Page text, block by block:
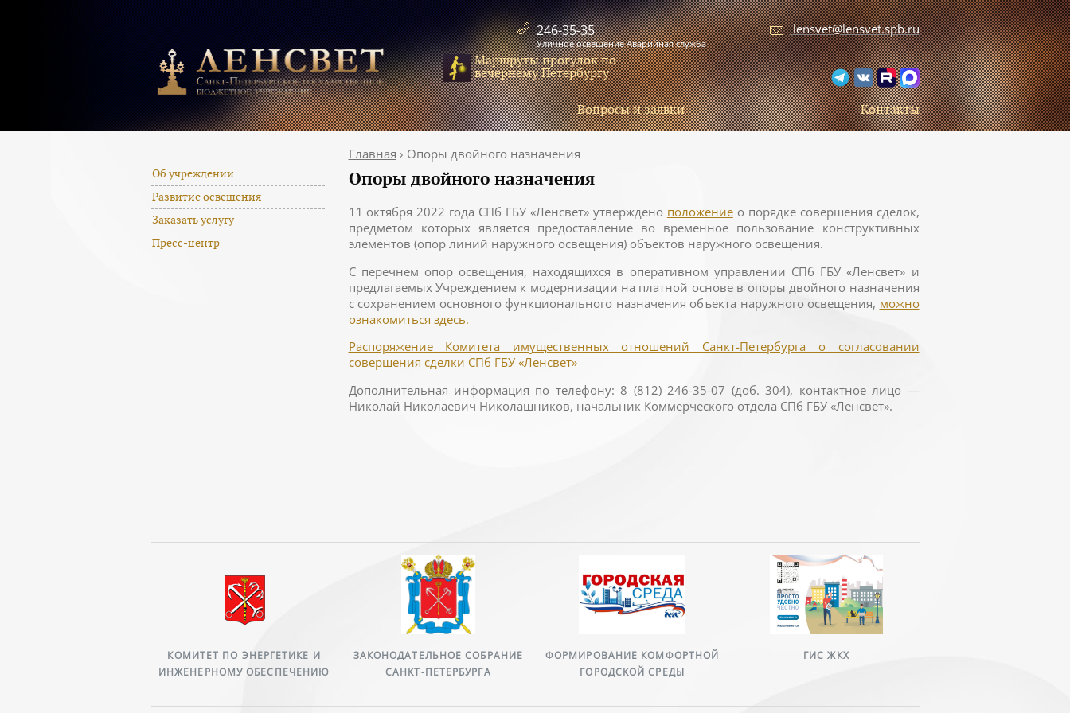
Маршруты прогулок по
вечернему Петербургу
246-35-35
Уличное освещение Аварийная служба
lensvet@lensvet.spb.ru
Вопросы и заявки Контакты
Об учреждении
Развитие освещения
Заказать услугу
Пресс-центр
Главная › Опоры двойного назначения
Опоры двойного назначения
11 октября 2022 года СПб ГБУ «Ленсвет» утверждено положениео порядке совершения сделок,
предметом которых является предоставление во временное пользование конструктивных
элементов (опор линий наружного освещения) объектов наружного освещения.
С перечнем опор освещения, находящихся в оперативном управлении СПб ГБУ «Ленсвет» и
предлагаемых Учреждением к модернизации на платной основе в опоры двойного назначения
с сохранением основного функционального назначения объекта наружного освещения, можно
ознакомиться здесь.
Распоряжение Комитета имущественных отношений Санкт-Петербурга о согласовании
совершения сделки СПб ГБУ «Ленсвет»
Дополнительная информация по телефону: 8 (812) 246-35-07 (доб. 304), контактное лицо —
Николай Николаевич Николашников, начальник Коммерческого отдела СПб ГБУ «Ленсвет».
КОМИТЕТ ПО ЭНЕРГЕТИКЕ И
ИНЖЕНЕРНОМУ ОБЕСПЕЧЕНИЮ
ЗАКОНОДАТЕЛЬНОЕ СОБРАНИЕ
САНКТ-ПЕТЕРБУРГА
ФОРМИРОВАНИЕ КОМФОРТНОЙ
ГОРОДСКОЙ СРЕДЫ
ГИС ЖКХ